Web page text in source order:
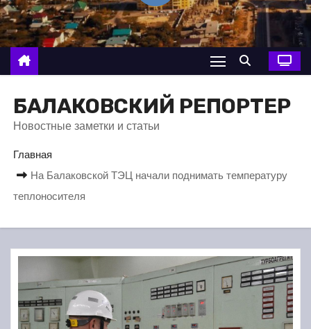
о
м
у
БАЛАКОВСКИЙ РЕПОРТЕР
Новостные заметки и статьи
Главная
На Балаковской ТЭЦ начали поднимать температуру
теплоносителя